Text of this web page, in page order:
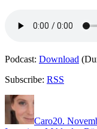
Podcast: Download
Subscribe: RSS
Autor
Caro20.